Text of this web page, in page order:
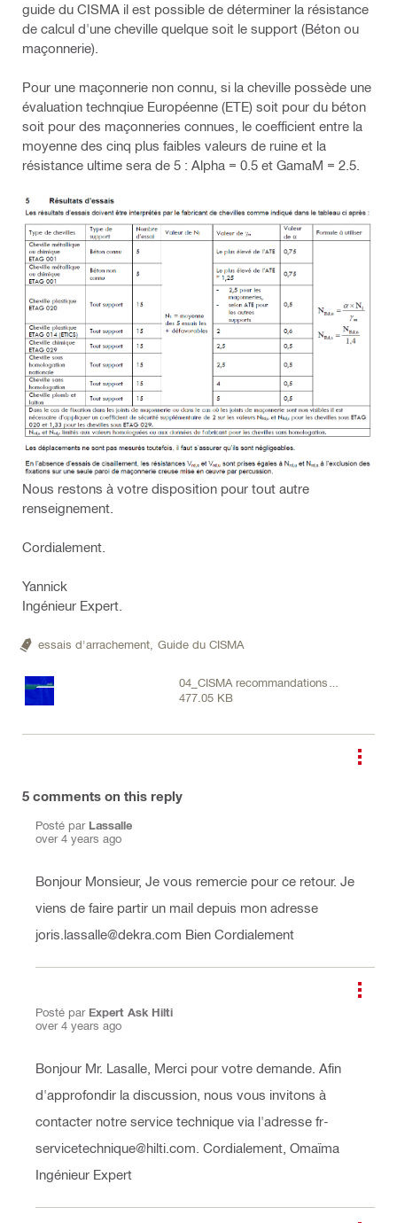
guide du CISMA il est possible de déterminer la résistance
de calcul d'une cheville quelque soit le support (Béton ou
maçonnerie).
Pour une maçonnerie non connu, si la cheville possède une
évaluation technqiue Européenne (ETE) soit pour du béton
soit pour des maçonneries connues, le coefficient entre la
moyenne des cinq plus faibles valeurs de ruine et la
résistance ultime sera de 5 : Alpha = 0.5 et GamaM = 2.5.
Nous restons à votre disposition pour tout autre
renseignement.
Cordialement.
Yannick
Ingénieur Expert.
essais d'arrachement, Guide du CISMA
04_CISMA recommandations
Chevilles_essais_chantier_2013.pdf
477.05 KB
5 comments on this reply
Posté par Lassalle
over 4 years ago
Bonjour Monsieur, Je vous remercie pour ce retour. Je
viens de faire partir un mail depuis mon adresse
joris.lassalle@dekra.com Bien Cordialement
Posté par Expert Ask Hilti
over 4 years ago
Bonjour Mr. Lasalle, Merci pour votre demande. Afin
d'approfondir la discussion, nous vous invitons à
contacter notre service technique via l'adresse fr-
servicetechnique@hilti.com. Cordialement, Omaïma
Ingénieur Expert